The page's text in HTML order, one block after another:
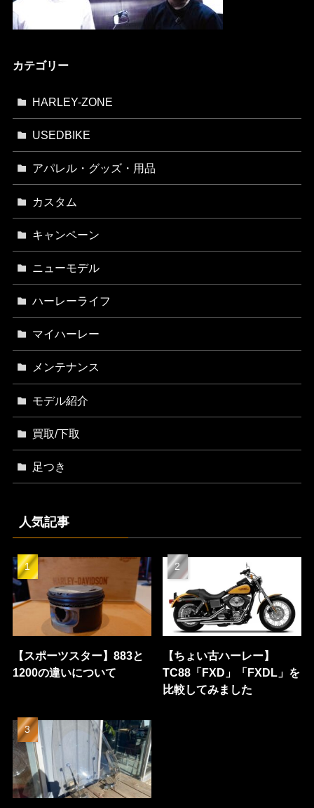
カテゴリー
HARLEY-ZONE
USEDBIKE
アパレル・グッズ・用品
カスタム
キャンペーン
ニューモデル
ハーレーライフ
マイハーレー
メンテナンス
モデル紹介
買取/下取
足つき
人気記事
【スポーツスター】883と
1200の違いについて
【ちょい古ハーレー】
TC88「FXD」「FXDL」を
比較してみました